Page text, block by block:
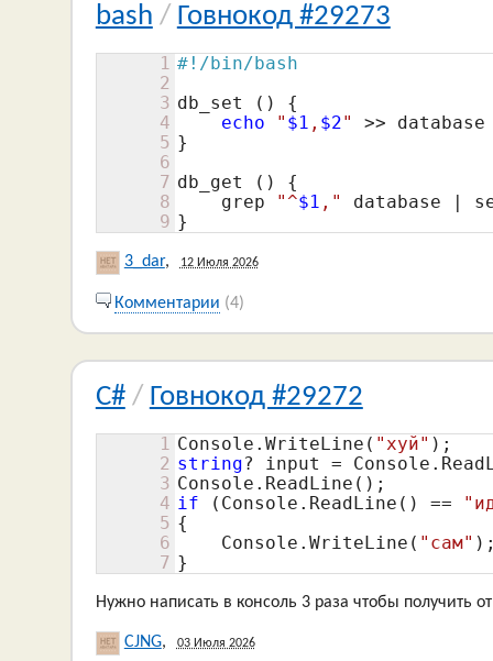
bash / Говнокод #29273
1
2
3
4
5
6
7
8
9
#!/bin/bash
db_set () {
echo
" $1 , $2"
>> database
}
db_get () {
    grep
"^$1 ,"
database |
}
3_dar, 12 Июля 2026
Комментарии (4)
C#/ Говнокод #29272
1
2
3
4
5
6
7
Console.WriteLine( "хуй"
string? input =
if (Console.ReadLine() ==
{
    Console.WriteLine(
"сам"
}
Нужно написать в консоль 3 раза чтобы получить
CJNG, 03 Июля 2026